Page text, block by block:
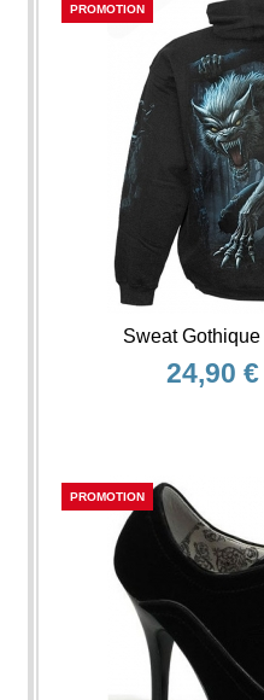
PROMOTION
Sweat
24,90 €
PROMOTION